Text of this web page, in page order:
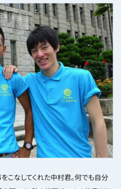
こなしてくれた中村君。何でも自分